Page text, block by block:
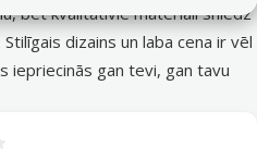
bet kvalitatīvie materiāli sniedz
dizains un laba cena ir vēl
iepriecinās gan tevi, gan tavu